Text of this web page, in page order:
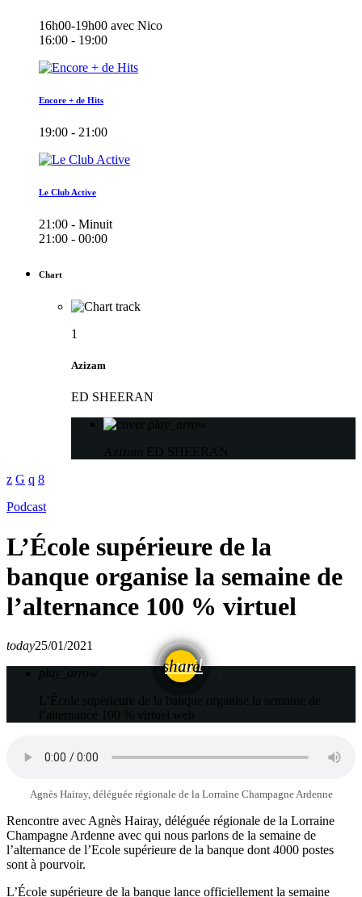
16h00-19h00 avec Nico
16:00 - 19:00
Encore + de Hits
19:00 - 21:00
Le Club Active
21:00 - Minuit
21:00 - 00:00
Chart
1
Azizam
ED SHEERAN
play_arrow
Azizam
ED SHEERAN
Podcast
L’École supérieure de la
banque organise la semaine de
l’alternance 100 % virtuel
today25/01/2021
share
email
play_arrow
L’École supérieure de la banque organise la semaine de
l’alternance 100 % virtuel web
Agnès Hairay, déléguée régionale de la Lorraine Champagne Ardenne
Rencontre avec Agnès Hairay, déléguée régionale de la Lorraine
Champagne Ardenne avec qui nous parlons de la semaine de
l’alternance de l’Ecole supérieure de la banque dont 4000 postes
sont à pourvoir.
L’École supérieure de la banque lance officiellement la semaine